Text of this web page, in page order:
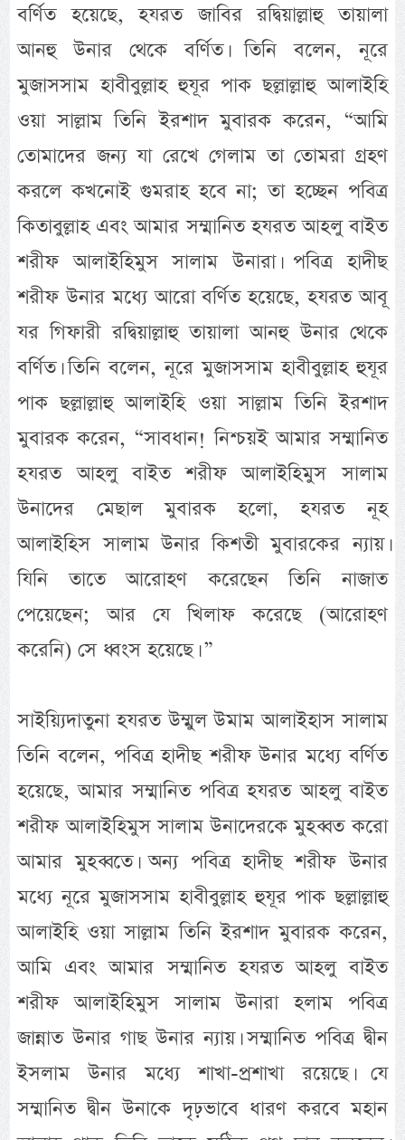
বর্ণিত হয়েছে, হযরত জাবির রদ্বিয়াল্লাহু তায়ালা
আনহু উনার থেকে বর্ণিত। তিনি বলেন, নূরে
মুজাসসাম হাবীবুল্লাহ হুযূর পাক ছল্লাল্লাহু আলাইহি
ওয়া সাল্লাম তিনি ইরশাদ মুবারক করেন, “আমি
তোমাদের জন্য যা রেখে গেলাম তা তোমরা গ্রহণ
করলে কখনোই গুমরাহ হবে না; তা হচ্ছেন পবিত্র
কিতাবুল্লাহ এবং আমার সম্মানিত হযরত আহলু বাইত
শরীফ আলাইহিমুস সালাম উনারা। পবিত্র হাদীছ
শরীফ উনার মধ্যে আরো বর্ণিত হয়েছে, হযরত আবূ
যর গিফারী রদ্বিয়াল্লাহু তায়ালা আনহু উনার থেকে
বর্ণিত। তিনি বলেন, নূরে মুজাসসাম হাবীবুল্লাহ হুযূর
পাক ছল্লাল্লাহু আলাইহি ওয়া সাল্লাম তিনি ইরশাদ
মুবারক করেন, “সাবধান! নিশ্চয়ই আমার সম্মানিত
হযরত আহলু বাইত শরীফ আলাইহিমুস সালাম
উনাদের মেছাল মুবারক হলো, হযরত নূহ
আলাইহিস সালাম উনার কিশতী মুবারকের ন্যায়।
যিনি তাতে আরোহণ করেছেন তিনি নাজাত
পেয়েছেন; আর যে খিলাফ করেছে (আরোহণ
করেনি) সে ধ্বংস হয়েছে। ”
সাইয়্যিদাতুনা হযরত উম্মুল উমাম আলাইহাস সালাম
তিনি বলেন, পবিত্র হাদীছ শরীফ উনার মধ্যে বর্ণিত
হয়েছে, আমার সম্মানিত পবিত্র হযরত আহলু বাইত
শরীফ আলাইহিমুস সালাম উনাদেরকে মুহব্বত করো
আমার মুহব্বতে। অন্য পবিত্র হাদীছ শরীফ উনার
মধ্যে নূরে মুজাসসাম হাবীবুল্লাহ হুযূর পাক ছল্লাল্লাহু
আলাইহি ওয়া সাল্লাম তিনি ইরশাদ মুবারক করেন,
আমি এবং আমার সম্মানিত হযরত আহলু বাইত
শরীফ আলাইহিমুস সালাম উনারা হলাম পবিত্র
জান্নাত উনার গাছ উনার ন্যায়। সম্মানিত পবিত্র দ্বীন
ইসলাম উনার মধ্যে শাখা-প্রশাখা রয়েছে। যে
সম্মানিত দ্বীন উনাকে দৃঢ়ভাবে ধারণ করবে মহান